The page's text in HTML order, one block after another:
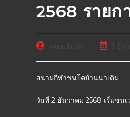
2568 รายก
สนามกีฬาชนโคบ้านนาเดิม
วันที่ 2 ธันวาคม 2568 เริ่มชนเ